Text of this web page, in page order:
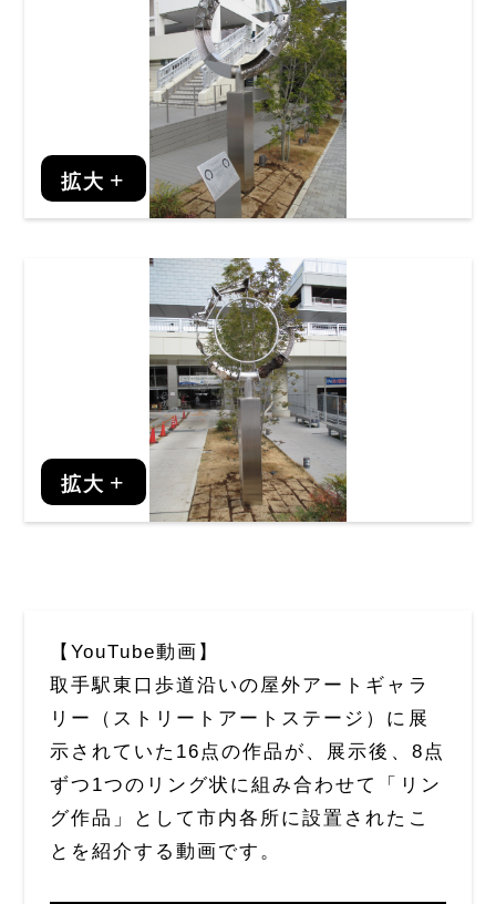
拡大
拡大
【YouTube動画】
取手駅東口歩道沿いの屋外アートギャラ
リー（ストリートアートステージ）に展
示されていた16点の作品が、展示後、8点
ずつ1つのリング状に組み合わせて「リン
グ作品」として市内各所に設置されたこ
とを紹介する動画です。